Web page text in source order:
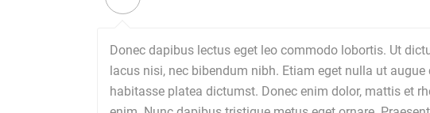
Donec dapibus lectus eget leo commodo lobortis. Ut
lacus nisi, nec bibendum nibh. Etiam eget nulla ut
habitasse platea dictumst. Donec enim dolor, mattis et